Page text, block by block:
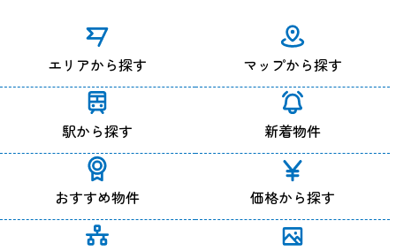
エリアから探す マップから探す
駅から探す 新着物件
おすすめ物件 価格から探す